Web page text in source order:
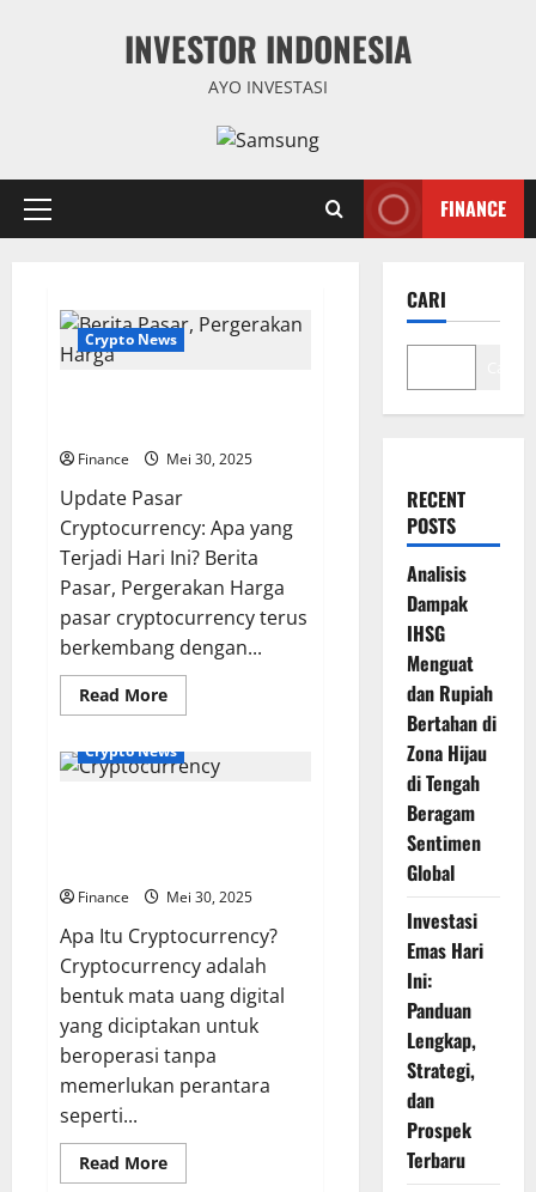
INVESTOR INDONESIA
AYO INVESTASI
Primary
FINANCE
Crypto News
Finance Mei 30, 2025
Update Pasar
Cryptocurrency: Apa yang
Terjadi Hari Ini? Berita
Pasar, Pergerakan Harga
pasar cryptocurrency terus
berkembang dengan...
Read MoreRead
more
Pasar,
Pergerakan
Crypto News
Finance Mei 30, 2025
Apa Itu Cryptocurrency?
Cryptocurrency adalah
bentuk mata uang digital
yang diciptakan untuk
beroperasi tanpa
memerlukan perantara
seperti...
Read MoreRead
more
CARI
RECENT
POSTS
Analisis
Dampak
IHSG
Menguat
dan Rupiah
Bertahan di
Zona Hijau
di Tengah
Beragam
Sentimen
Global
Investasi
Emas Hari
Ini:
Panduan
Lengkap,
Strategi,
dan
Prospek
Terbaru